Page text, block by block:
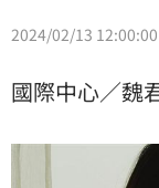
2024/02/13 12:00:00
國際中心／魏